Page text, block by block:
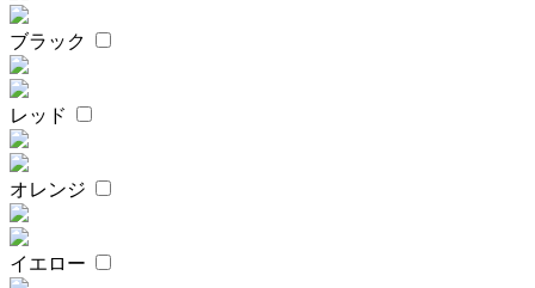
ブラック
レッド
オレンジ
イエロー